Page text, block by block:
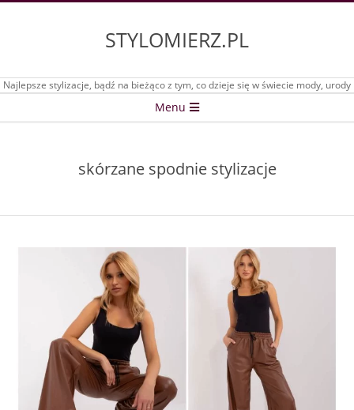
STYLOMIERZ.PL
Najlepsze stylizacje, bądź na bieżąco z tym, co dzieje się w świecie mody, urody
Menu
skórzane spodnie stylizacje